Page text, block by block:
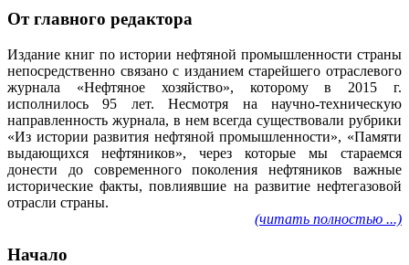
От главного редактора
Издание книг по истории нефтяной промышленности страны
непосредственно связано с изданием старейшего отраслевого
журнала «Нефтяное хозяйство», которому в 2015 г.
исполнилось 95 лет. Несмотря на научно-техническую
направленность журнала, в нем всегда существовали рубрики
«Из истории развития нефтяной промышленности», «Памяти
выдающихся нефтяников», через которые мы стараемся
донести до современного поколения нефтяников важные
исторические факты, повлиявшие на развитие нефтегазовой
отрасли страны.
(читать полностью ...)
Начало